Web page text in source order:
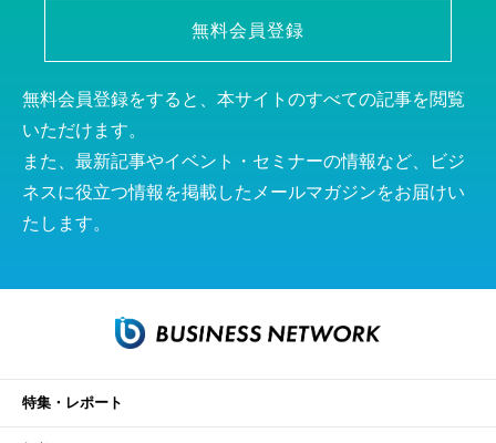
無料会員登録
無料会員登録をすると、本サイトのすべての記事を閲覧
いただけます。
また、最新記事やイベント・セミナーの情報など、ビジ
ネスに役立つ情報を掲載したメールマガジンをお届けい
たします。
特集・レポート